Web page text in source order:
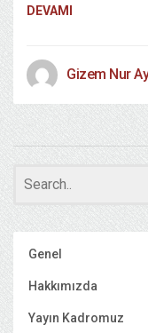
DEVAMI
Gizem Nur
Genel
Hakkımızda
Yayın Kadromuz